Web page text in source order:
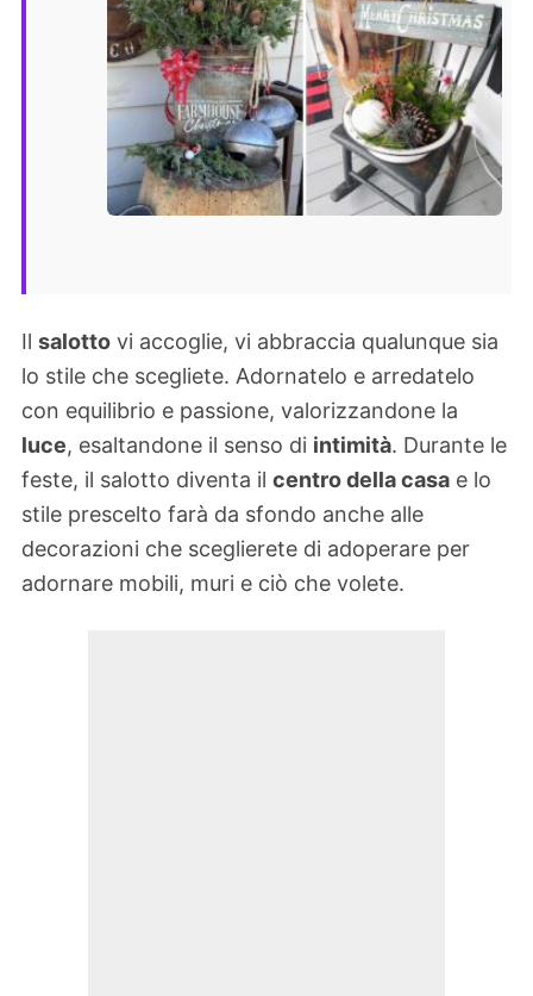
Il salotto vi accoglie, vi abbraccia qualunque sia
lo stile che scegliete. Adornatelo e arredatelo
con equilibrio e passione, valorizzandone la
luce, esaltandone il senso di intimità. Durante le
feste, il salotto diventa il centro della casa e lo
stile prescelto farà da sfondo anche alle
decorazioni che sceglierete di adoperare per
adornare mobili, muri e ciò che volete.